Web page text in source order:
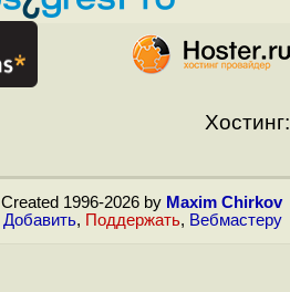
Хостинг:
Created 1996-2026 by Maxim Chirkov
Добавить, Поддержать, Вебмастеру